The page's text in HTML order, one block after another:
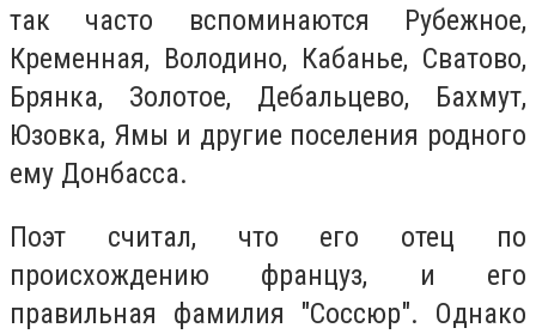
так часто вспоминаются Рубежное,
Кременная, Володино, Кабанье, Сватово,
Брянка, Золотое, Дебальцево, Бахмут,
Юзовка, Ямы и другие поселения родного
ему Донбасса.
Поэт считал, что его отец по
происхождению француз, и его
правильная фамилия "Соссюр". Однако